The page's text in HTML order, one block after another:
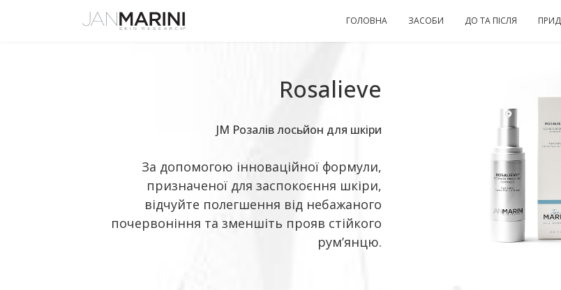
ГОЛОВНА ЗАСОБИ ДО ТА ПІСЛЯ
Rosalieve
JM Розалів лосьйон для шкіри
За допомогою інноваційної формули,
призначеної для заспокоєння шкіри,
відчуйте полегшення від небажаного
почервоніння та зменшіть прояв стійкого
рум’янцю.